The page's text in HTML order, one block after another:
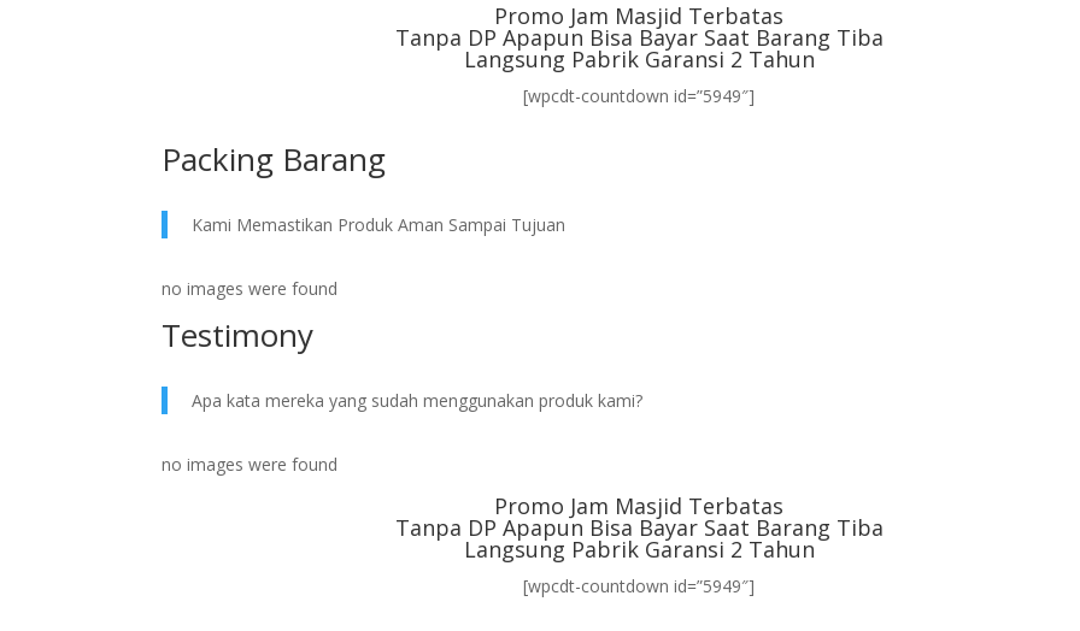
Promo Jam Masjid Terbatas
Tanpa DP Apapun Bisa Bayar Saat Barang Tiba
Langsung Pabrik Garansi 2 Tahun
[wpcdt-countdown id=”5949″]
Packing Barang
Kami Memastikan Produk Aman Sampai Tujuan
no images were found
Testimony
Apa kata mereka yang sudah menggunakan produk kami?
no images were found
Promo Jam Masjid Terbatas
Tanpa DP Apapun Bisa Bayar Saat Barang Tiba
Langsung Pabrik Garansi 2 Tahun
[wpcdt-countdown id=”5949″]